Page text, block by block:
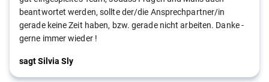
beantwortet werden, sollte der/die Ansprechpartner/in
gerade keine Zeit haben, bzw. gerade nicht arbeiten. Danke -
gerne immer wieder !
sagt Silvia Sly